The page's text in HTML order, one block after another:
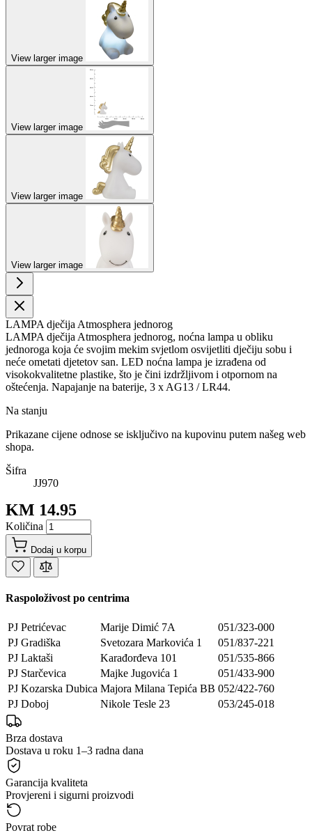
View larger image
View larger image
View larger image
View larger image
LAMPA dječija Atmosphera jednorog
LAMPA dječija Atmosphera jednorog, noćna lampa u obliku
jednoroga koja će svojim mekim svjetlom osvijetliti dječiju sobu i
neće ometati djetetov san. LED noćna lampa je izrađena od
visokokvalitetne plastike, što je čini izdržljivom i otpornom na
oštećenja. Napajanje na baterije, 3 x AG13 / LR44.
Na stanju
Prikazane cijene odnose se isključivo na kupovinu putem našeg web
shopa.
Šifra
JJ970
KM 14.95
Količina
Dodaj u korpu
Raspoloživost po centrima
PJ Petrićevac Marije Dimić 7A
051/323-000
PJ Gradiška
Svetozara Markovića 1
051/837-221
PJ Laktaši
Karađorđeva 101
051/535-866
PJ Starčevica
Majke Jugovića 1
051/433-900
PJ Kozarska Dubica Majora Milana Tepića BB 052/422-760
PJ Doboj
Nikole Tesle 23 053/245-018
Brza dostava
Dostava u roku 1–3 radna dana
Garancija kvaliteta
Provjereni i sigurni proizvodi
Povrat robe